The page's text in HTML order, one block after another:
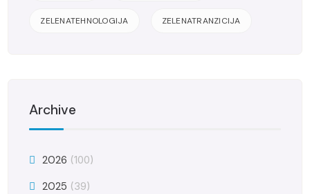
ZELENATEHNOLOGIJA ZELENATRANZICIJA
Archive
2026 (100)
2025 (39)